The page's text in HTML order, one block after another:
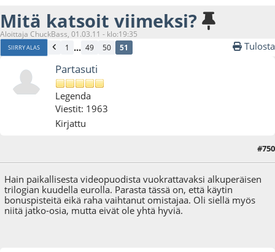
Mitä katsoit viimeksi?
Aloittaja ChuckBass, 01.03.11 - klo:19:35
SIIRRY ALAS 1 ... 49 50 51 Tulosta
Partasuti
Legenda
Viestit: 1963
Kirjattu
#750
Hain paikallisesta videopuodista vuokrattavaksi alkuperäisen
trilogian kuudella eurolla. Parasta tässä on, että käytin
bonuspisteitä eikä raha vaihtanut omistajaa. Oli siellä myös
niitä jatko-osia, mutta eivät ole yhtä hyviä.